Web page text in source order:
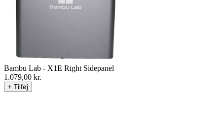
Bambu Lab - X1E Right Sidepanel
1.079,00 kr.
+ Tilføj